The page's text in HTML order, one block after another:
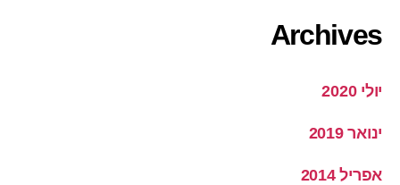
Archives
יולי 2020
ינואר 2019
אפריל 2014